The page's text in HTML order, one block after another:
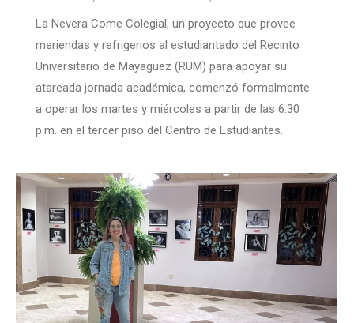
La Nevera Come Colegial, un proyecto que provee
meriendas y refrigerios al estudiantado del Recinto
Universitario de Mayagüez (RUM) para apoyar su
atareada jornada académica, comenzó formalmente
a operar los martes y miércoles a partir de las 6:30
p.m. en el tercer piso del Centro de Estudiantes.